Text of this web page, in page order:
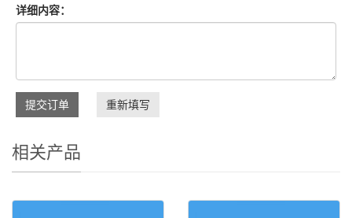
详细内容：
提交订单 重新填写
相关产品